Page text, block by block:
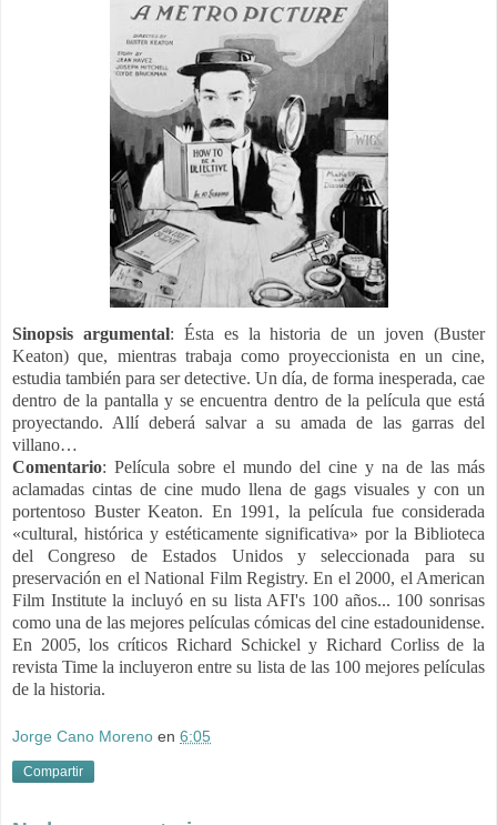
Sinopsis argumental: Ésta es la historia de un joven (Buster
Keaton) que, mientras trabaja como proyeccionista en un cine,
estudia también para ser detective. Un día, de forma inesperada, cae
dentro de la pantalla y se encuentra dentro de la película que está
proyectando. Allí deberá salvar a su amada de las garras del
villano…
Comentario: Película sobre el mundo del cine y na de las más
aclamadas cintas de cine mudo llena de gags visuales y con un
portentoso Buster Keaton. En 1991, la película fue considerada
«cultural, histórica y estéticamente significativa» por la Biblioteca
del Congreso de Estados Unidos y seleccionada para su
preservación en el National Film Registry. En el 2000, el American
Film Institute la incluyó en su lista AFI's 100 años... 100 sonrisas
como una de las mejores películas cómicas del cine estadounidense.​
En 2005, los críticos Richard Schickel y Richard Corliss de la
revista Time la incluyeron entre su lista de las 100 mejores películas
de la historia.
Jorge Cano Moreno en 6:05
Compartir